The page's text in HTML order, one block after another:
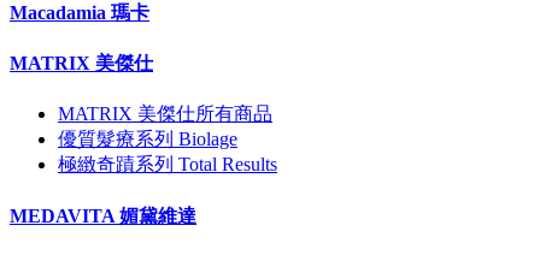
Macadamia 瑪卡
MATRIX 美傑仕
MATRIX 美傑仕所有商品
優質髮療系列 Biolage
極緻奇蹟系列 Total Results
MEDAVITA 媚黛維達